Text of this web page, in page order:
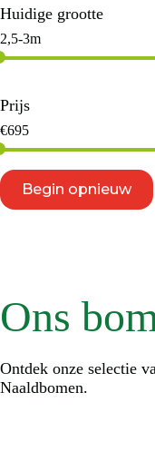
Ons
Ontdek onze selectie
Naaldbomen.
Huidige grootte
2,5-3m
Prijs
€695
Begin opnieuw